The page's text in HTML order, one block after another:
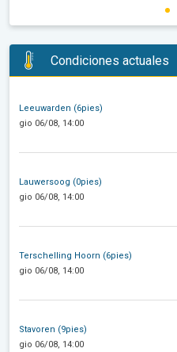
Condiciones actuales
Leeuwarden (6pies)
gio 06/08, 14:00
Lauwersoog (0pies)
gio 06/08, 14:00
Terschelling Hoorn (6pies)
gio 06/08, 14:00
Stavoren (9pies)
gio 06/08, 14:00